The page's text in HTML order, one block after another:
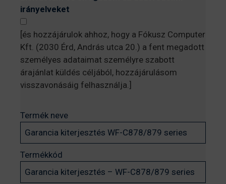
irányelveket
[és hozzájárulok ahhoz, hogy a Fókusz Computer
Kft. (2030 Érd, András utca 20.) a fent megadott
személyes adataimat személyre szabott
árajánlat küldés céljából, hozzájárulásom
visszavonásáig felhasználja.]
Termék neve
Termékkód